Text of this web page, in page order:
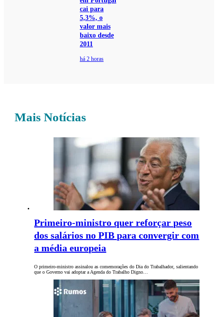
cai para
5,3%, o
valor mais
baixo desde
2011
há 2 horas
Mais Notícias
Primeiro-ministro quer reforçar peso
dos salários no PIB para convergir com
a média europeia
O primeiro-ministro assinalou as comemorações do Dia do Trabalhador, salientando
que o Governo vai adoptar a Agenda do Trabalho Digno…